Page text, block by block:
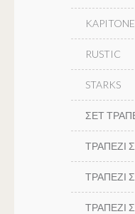
KAPITONE
RUSTIC
STARKS
ΣΕΤ
ΤΡΑΠΕΖΙ
ΤΡΑΠΕΖΙ
ΤΡΑΠΕΖΙ